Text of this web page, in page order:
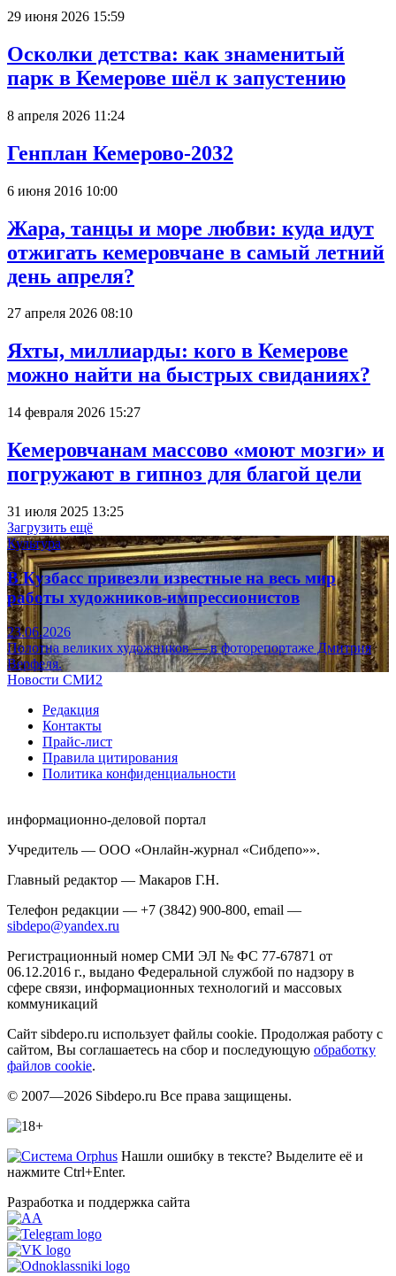
29 июня 2026 15:59
Осколки детства: как знаменитый
парк в Кемерове шёл к запустению
8 апреля 2026 11:24
Генплан Кемерово-2032
6 июня 2016 10:00
Жара, танцы и море любви: куда идут
отжигать кемеровчане в самый летний
день апреля?
27 апреля 2026 08:10
Яхты, миллиарды: кого в Кемерове
можно найти на быстрых свиданиях?
14 февраля 2026 15:27
Кемеровчанам массово «моют мозги» и
погружают в гипноз для благой цели
31 июля 2025 13:25
Загрузить ещё
Культура
В Кузбасс привезли известные на весь мир
работы художников-импрессионистов
23.06.2026
Полотна великих художников — в фоторепортаже Дмитрия
Верфеля.
Новости СМИ2
Редакция
Контакты
Прайс-лист
Правила цитирования
Политика конфиденциальности
информационно-деловой портал
Учредитель — ООО «Онлайн-журнал «Сибдепо»».
Главный редактор — Макаров Г.Н.
Телефон редакции — +7 (3842) 900-800, email —
sibdepo@yandex.ru
Регистрационный номер СМИ ЭЛ № ФС 77-67871 от
06.12.2016 г., выдано Федеральной службой по надзору в
сфере связи, информационных технологий и массовых
коммуникаций
Сайт sibdepo.ru использует файлы cookie. Продолжая работу с
сайтом, Вы соглашаетесь на сбор и последующую обработку
файлов cookie.
© 2007—2026 Sibdepo.ru Все права защищены.
Нашли ошибку в тексте? Выделите её и
нажмите Ctrl+Enter.
Разработка и поддержка сайта